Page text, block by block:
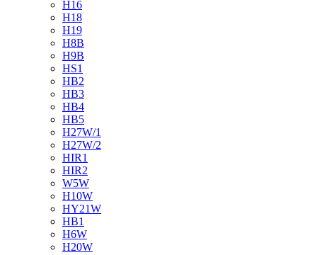
H16
H18
H19
H8B
H9B
HS1
HB2
HB3
HB4
HB5
H27W/1
H27W/2
HIR1
HIR2
W5W
H10W
HY21W
HB1
H6W
H20W